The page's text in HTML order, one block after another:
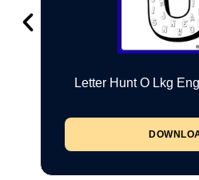
Letter Hunt O Lkg